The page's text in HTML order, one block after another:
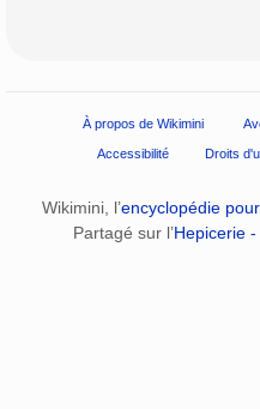
À propos de Wikimini
Accessibilité Droits
Wikimini, l’encyclopédie
Partagé sur l’Hepicerie